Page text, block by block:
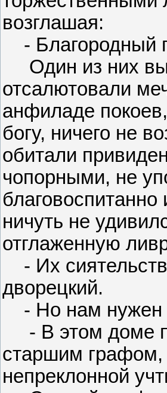
возглашая:
- Благородный
Один из них
отсалютовали
анфиладе
богу, ничего не
обитали
чопорными, не
ничуть не
отглаженную
- Их
дворецкий.
- Но нам нужен
- В этом доме
старшим графом,
непреклонной